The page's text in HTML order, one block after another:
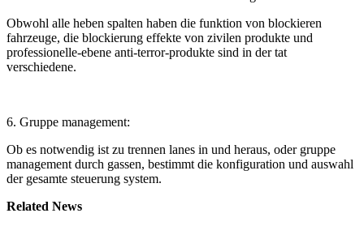
Obwohl alle heben spalten haben die funktion von blockieren
fahrzeuge, die blockierung effekte von zivilen produkte und
professionelle-ebene anti-terror-produkte sind in der tat
verschiedene.
6. Gruppe management:
Ob es notwendig ist zu trennen lanes in und heraus, oder gruppe
management durch gassen, bestimmt die konfiguration und auswahl
der gesamte steuerung system.
Related News